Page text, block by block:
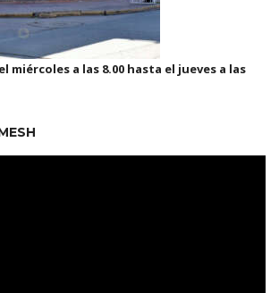
miércoles a las 8.00 hasta el jueves a las